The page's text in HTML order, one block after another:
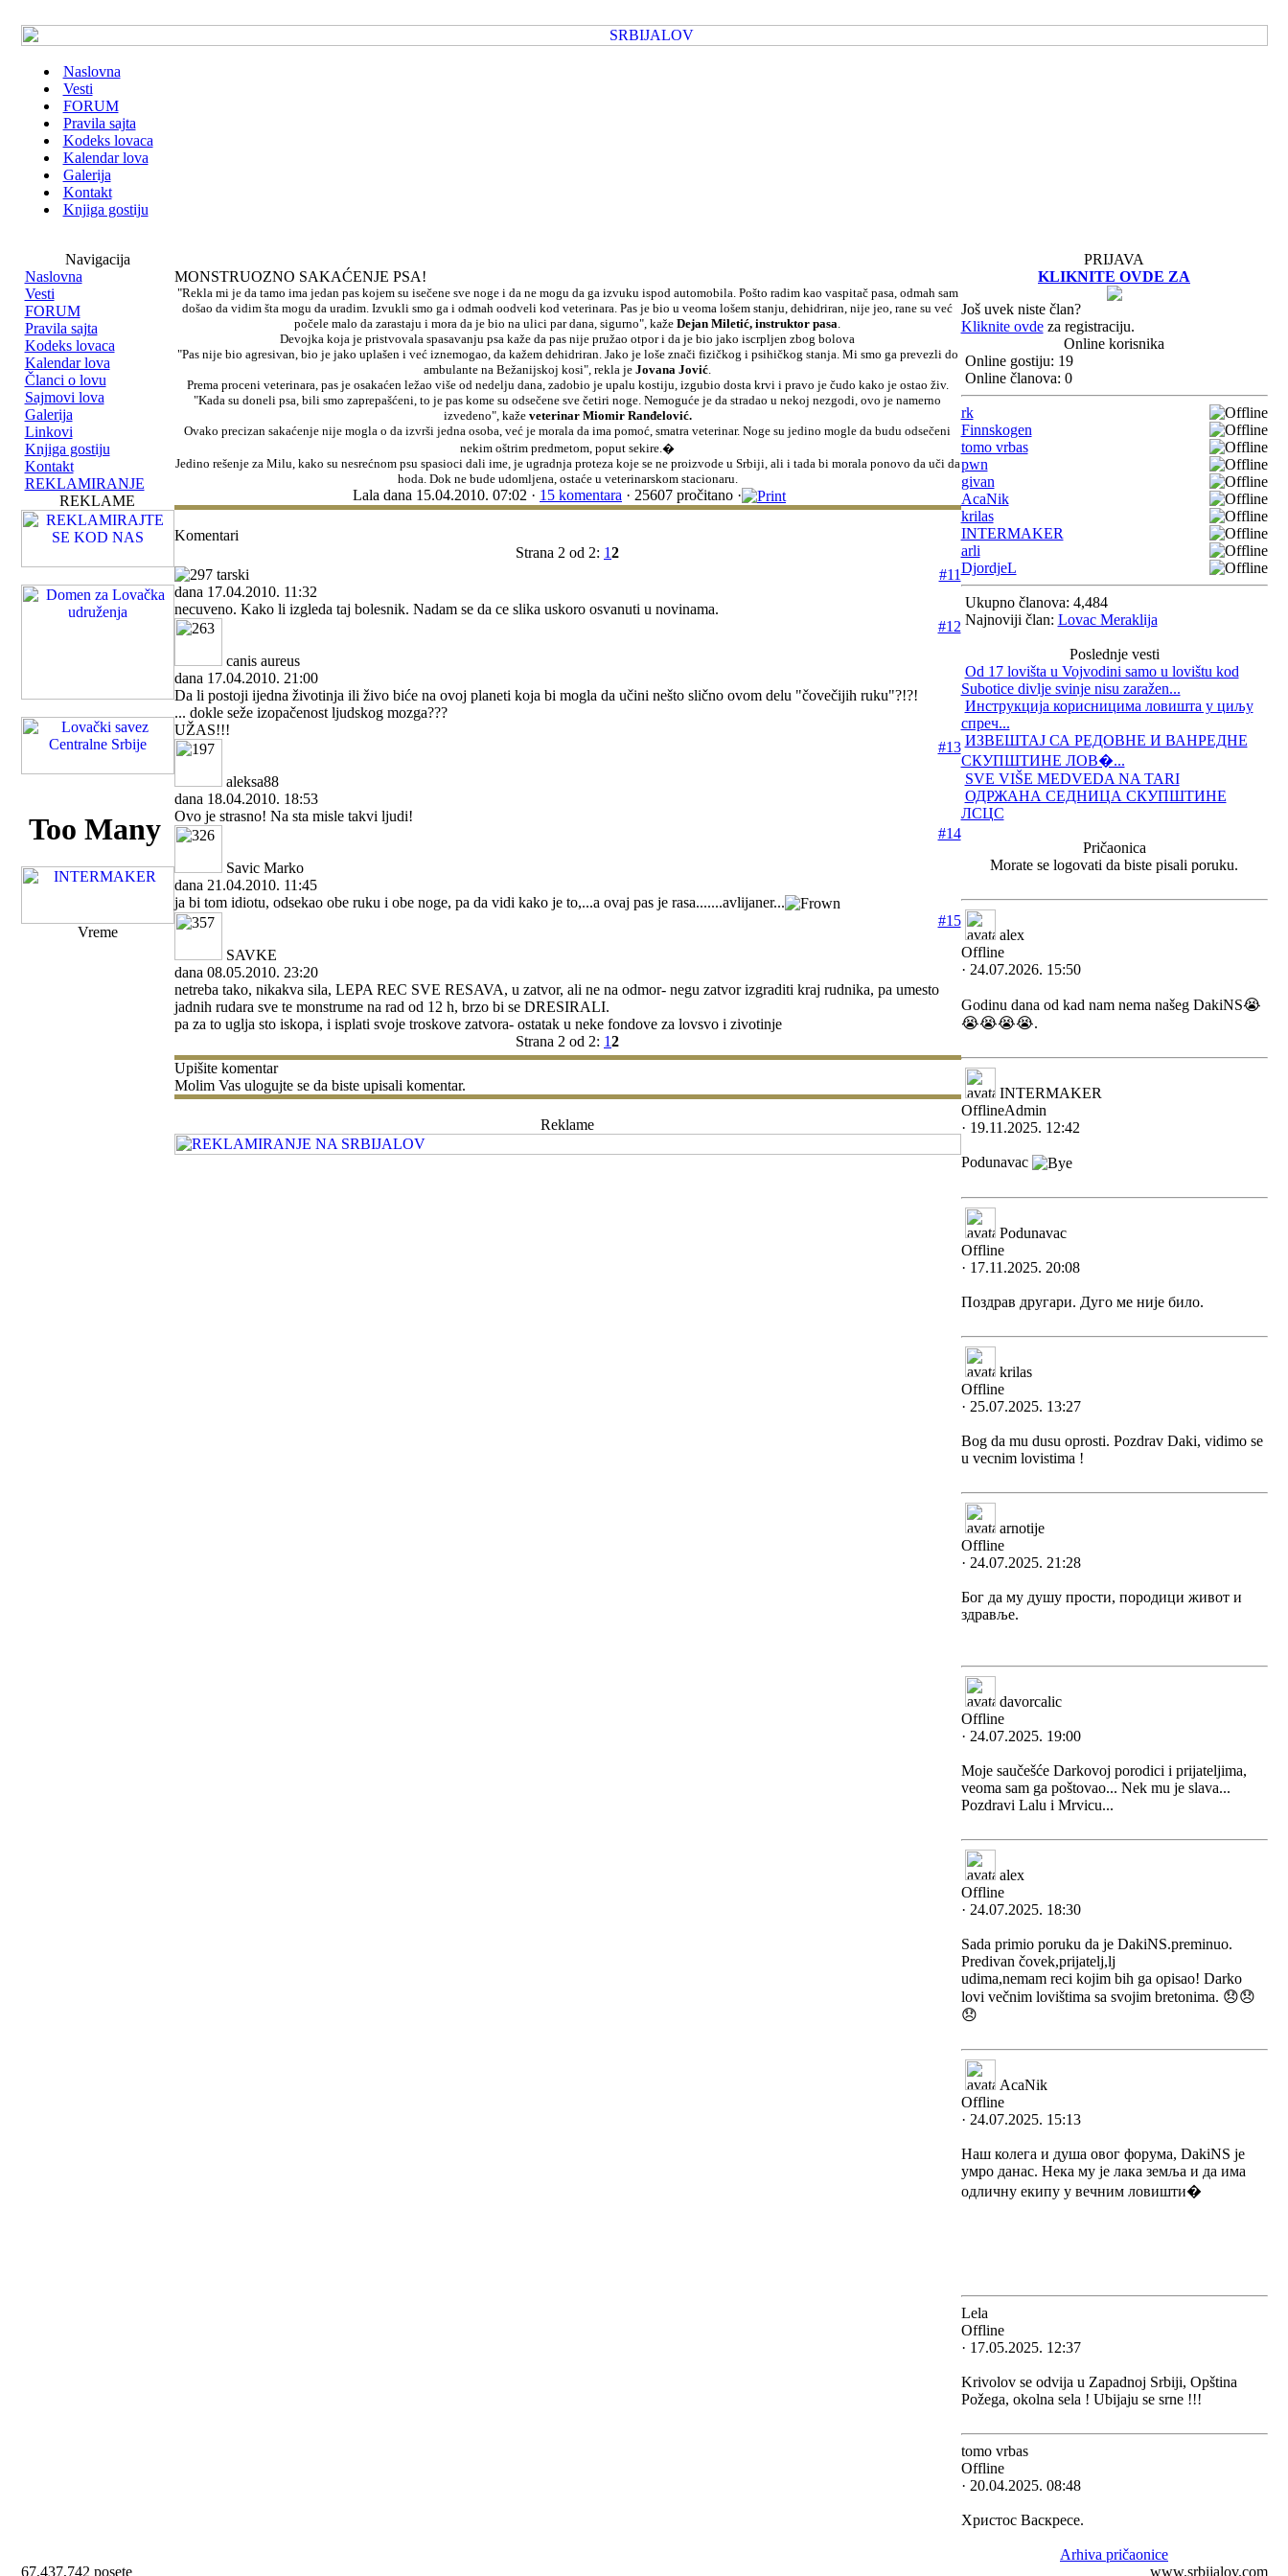
Naslovna
Vesti
FORUM
Pravila sajta
Kodeks lovaca
Kalendar lova
Galerija
Kontakt
Knjiga gostiju
Navigacija
Naslovna
Vesti
FORUM
Pravila sajta
Kodeks lovaca
Kalendar lova
Članci o lovu
Sajmovi lova
Galerija
Linkovi
Knjiga gostiju
Kontakt
REKLAMIRANJE
REKLAME
Vreme
MONSTRUOZNO SAKAĆENJE PSA!
"Rekla mi je da tamo ima jedan pas kojem su isečene sve noge i da ne mogu da ga izvuku ispod automobila. Pošto radim kao vaspitač pasa, odmah sam
došao da vidim šta mogu da uradim. Izvukli smo ga i odmah oodveli kod veterinara. Pas je bio u veoma lošem stanju, dehidriran, nije jeo, rane su već
počele malo da zarastaju i mora da je bio na ulici par dana, sigurno", kaže Dejan Miletić, instruktor pasa.
Devojka koja je pristvovala spasavanju psa kaže da pas nije pružao otpor i da je bio jako iscrpljen zbog bolova
"Pas nije bio agresivan, bio je jako uplašen i već iznemogao, da kažem dehidriran. Jako je loše znači fizičkog i psihičkog stanja. Mi smo ga prevezli do
ambulante na Bežanijskoj kosi", rekla je Jovana Jović.
Prema proceni veterinara, pas je osakaćen ležao više od nedelju dana, zadobio je upalu kostiju, izgubio dosta krvi i pravo je čudo kako je ostao živ.
"Kada su doneli psa, bili smo zaprepašćeni, to je pas kome su odsečene sve četiri noge. Nemoguće je da stradao u nekoj nezgodi, ovo je namerno
izvedeno", kaže veterinar Miomir Ranđelović.
Ovako precizan sakaćenje nije mogla o da izvrši jedna osoba, već je morala da ima pomoć, smatra veterinar. Noge su jedino mogle da budu odsečeni
nekim oštrim predmetom, poput sekire.�
Jedino rešenje za Milu, kako su nesrećnom psu spasioci dali ime, je ugradnja proteza koje se ne proizvode u Srbiji, ali i tada bi morala ponovo da uči da
hoda. Dok ne bude udomljena, ostaće u veterinarskom stacionaru.
Lala dana 15.04.2010. 07:02 · 15 komentara · 25607 pročitano ·
Komentari
Strana 2 od 2: 12
#11
tarski
dana 17.04.2010. 11:32
necuveno. Kako li izgleda taj bolesnik. Nadam se da ce slika uskoro osvanuti u novinama.
#12
canis aureus
dana 17.04.2010. 21:00
Da li postoji ijedna životinja ili živo biće na ovoj planeti koja bi mogla da učini nešto slično ovom delu "čovečijih ruku"?!?!
... dokle seže izopačenost ljudskog mozga???
UŽAS!!!
#13
aleksa88
dana 18.04.2010. 18:53
Ovo je strasno! Na sta misle takvi ljudi!
#14
Savic Marko
dana 21.04.2010. 11:45
ja bi tom idiotu, odsekao obe ruku i obe noge, pa da vidi kako je to,...a ovaj pas je rasa.......avlijaner...
#15
SAVKE
dana 08.05.2010. 23:20
netreba tako, nikakva sila, LEPA REC SVE RESAVA, u zatvor, ali ne na odmor- negu zatvor izgraditi kraj rudnika, pa umesto
jadnih rudara sve te monstrume na rad od 12 h, brzo bi se DRESIRALI.
pa za to uglja sto iskopa, i isplati svoje troskove zatvora- ostatak u neke fondove za lovsvo i zivotinje
Strana 2 od 2: 12
Upišite komentar
Molim Vas ulogujte se da biste upisali komentar.
Reklame
PRIJAVA
KLIKNITE OVDE ZA
Još uvek niste član?
Kliknite ovdeza registraciju.
Online korisnika
Online gostiju: 19
Online članova: 0
rk
Finnskogen
tomo vrbas
pwn
givan
AcaNik
krilas
INTERMAKER
arli
DjordjeL
Ukupno članova: 4,484
Najnoviji član: Lovac Meraklija
Poslednje vesti
Od 17 lovišta u Vojvodini samo u lovištu kod
Subotice divlje svinje nisu zaražen...
Инструкција корисницима ловишта у циљу
спреч...
ИЗВЕШТАЈ СА РЕДОВНЕ И ВАНРЕДНЕ
СКУПШТИНЕ ЛОВ�...
SVE VIŠE MEDVEDA NA TARI
ОДРЖАНА СЕДНИЦА СКУПШТИНЕ
ЛСЦС
Pričaonica
Morate se logovati da biste pisali poruku.
alex
Offline
· 24.07.2026. 15:50
Godinu dana od kad nam nema našeg DakiNS😭
😭😭😭😭.
INTERMAKER
OfflineAdmin
· 19.11.2025. 12:42
Podunavac
Podunavac
Offline
· 17.11.2025. 20:08
Поздрав другари. Дуго ме није било.
krilas
Offline
· 25.07.2025. 13:27
Bog da mu dusu oprosti. Pozdrav Daki, vidimo se
u vecnim lovistima !
arnotije
Offline
· 24.07.2025. 21:28
Бог да му душу прости, породици живот и
здравље.
davorcalic
Offline
· 24.07.2025. 19:00
Moje saučešće Darkovoj porodici i prijateljima,
veoma sam ga poštovao... Nek mu je slava...
Pozdravi Lalu i Mrvicu...
alex
Offline
· 24.07.2025. 18:30
Sada primio poruku da je DakiNS.preminuo.
Predivan čovek,prijatelj,lj
udima,nemam reci kojim bih ga opisao! Darko
lovi večnim lovištima sa svojim bretonima. 😞😞
😞
AcaNik
Offline
· 24.07.2025. 15:13
Наш колега и душа овог форума, DakiNS је
умро данас. Нека му је лака земља и да има
одличну екипу у вечним ловишти�
Lela
Offline
· 17.05.2025. 12:37
Krivolov se odvija u Zapadnoj Srbiji, Opština
Požega, okolna sela ! Ubijaju se srne !!!
tomo vrbas
Offline
· 20.04.2025. 08:48
Христос Васкресе.
Arhiva pričaonice
67,437,742 posete
www.srbijalov.com